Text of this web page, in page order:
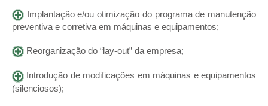
Implantação e/ou otimização do programa de manutenção
preventiva e corretiva em máquinas e equipamentos;
Reorganização do “lay-out” da empresa;
Introdução de modificações em máquinas e equipamentos
(silenciosos);